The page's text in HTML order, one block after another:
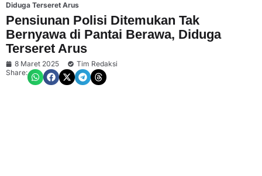
Diduga Terseret Arus
Pensiunan Polisi Ditemukan Tak
Bernyawa di Pantai Berawa, Diduga
Terseret Arus
8 Maret 2025
Tim Redaksi
Share: